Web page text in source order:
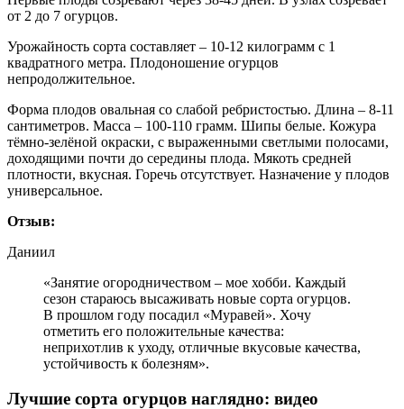
от 2 до 7 огурцов.
Урожайность сорта составляет – 10-12 килограмм с 1
квадратного метра. Плодоношение огурцов
непродолжительное.
Форма плодов овальная со слабой ребристостью. Длина – 8-11
сантиметров. Масса – 100-110 грамм. Шипы белые. Кожура
тёмно-зелёной окраски, с выраженными светлыми полосами,
доходящими почти до середины плода. Мякоть средней
плотности, вкусная. Горечь отсутствует. Назначение у плодов
универсальное.
Отзыв:
Даниил
«Занятие огородничеством – мое хобби. Каждый
сезон стараюсь высаживать новые сорта огурцов.
В прошлом году посадил «Муравей». Хочу
отметить его положительные качества:
неприхотлив к уходу, отличные вкусовые качества,
устойчивость к болезням».
Лучшие сорта огурцов наглядно: видео